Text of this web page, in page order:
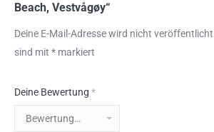
Beach, Vestvågøy“
Deine E-Mail-Adresse wird nicht veröffentlicht.
sind mit * markiert
Deine Bewertung *